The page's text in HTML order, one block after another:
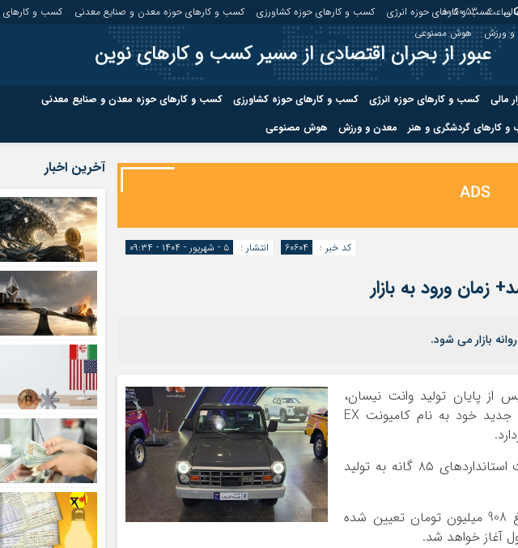
ساعت :10:50:54
کسب و کارهای حوزه انرژی کسب و کارهای حوزه کشاورزی کسب و کارهای حوزه معدن و صنایع معدنی
کسب و
ورزش هوش مصنوعی
عبور از بحران اقتصادی از مسیر کسب و کارهای نوین
مالی کسب و کارهای حوزه انرژی کسب و کارهای حوزه کشاورزی
کسب و کارهای حوزه معدن و صنایع معدنی
کارهای گردشگری و هنر معدن و ورزش هوش مصنوعی
رمز عبور
مرا به خاطر بسپار
درباره ما صفحه نخست
کشاورزی کسب و کارهای صنعت خودرو
کسب و کارهای گردشگری و هنر انتشار : ۵ - شهریور - ۱۴۰۴ - ۰۹:۳۴ کد خبر : ۶۰۶۰۴
زمان ورود به بازار
از پایان تولید وانت نیسان،
شرکت زامیاد توانسته با تولید انبوه محصول جدید خود به نام کامیونت EX
این محصول با ارتقاء صورت پذیرفته و رعایت استانداردهای ۸۵ گانه به تولید
بر این اساس قیمت رسمی کامیونت EX مبلغ 908 میلیون تومان تعیین شده
آغاز خواهد شد.
آخرین اخبار